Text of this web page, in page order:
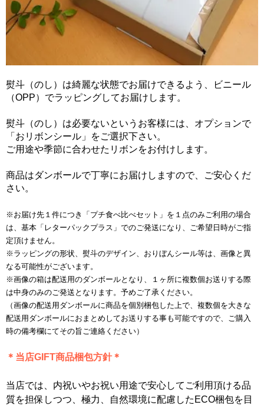
熨斗（のし）は綺麗な状態でお届けできるよう、ビニール
（OPP）でラッピングしてお届けします。
熨斗（のし）は必要ないというお客様には、オプションで
「おリボンシール」をご選択下さい。
ご用途や季節に合わせたリボンをお付けします。
商品はダンボールで丁寧にお届けしますので、ご安心くだ
さい。
※お届け先１件につき「プチ食べ比べセット」を１点のみご利用の場合
は、基本「レターパックプラス」でのご発送になり、ご希望日時がご指
定頂けません。
※ラッピングの形状、熨斗のデザイン、おりぼんシール等は、画像と異
なる可能性がございます。
※画像の箱は配送用のダンボールとなり、１ヶ所に複数個お送りする際
は中身のみのご発送となります。予めご了承ください。
（画像の配送用ダンボールに商品を個別梱包した上で、複数個を大きな
配送用ダンボールにおまとめしてお送りする事も可能ですので、ご購入
時の備考欄にてその旨ご連絡ください）
＊当店GIFT商品梱包方針＊
当店では、内祝いやお祝い用途で安心してご利用頂ける品
質を担保しつつ、極力、自然環境に配慮したECO梱包を目